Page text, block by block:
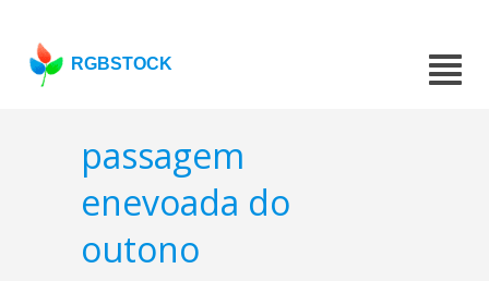
RGBSTOCK
passagem
enevoada do
outono